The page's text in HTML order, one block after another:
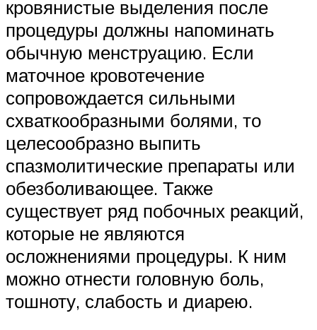
кровянистые выделения после
процедуры должны напоминать
обычную менструацию. Если
маточное кровотечение
сопровождается сильными
схваткообразными болями, то
целесообразно выпить
спазмолитические препараты или
обезболивающее. Также
существует ряд побочных реакций,
которые не являются
осложнениями процедуры. К ним
можно отнести головную боль,
тошноту, слабость и диарею.